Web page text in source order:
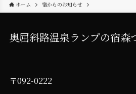
ホーム 宿からのお知らせ
奥屈斜路温泉ランプの宿森
〒092-0222